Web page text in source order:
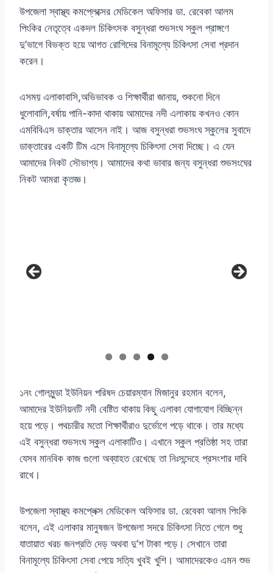
উপজেলা স্বাস্থ্য কমপ্লেক্সের মেডিকেল অফিসার ডা. রেবেকা আলম
পিংকির নেতৃত্বে একদল চিকিৎসক বসুন্ধরা শুভসংঘ স্কুল প্রাঙ্গণে
দু’ভাগে বিভক্ত হয়ে আগত রোগিদের বিনামূল্যে চিকিৎসা সেবা প্রদান
করেন।
এসময় এলাকাবাসি,অভিভাবক ও শিক্ষার্থীরা জানায়, শুকনো দিনে
ধুলোবালি,বর্ষায় পানি-কাদা থাকায় আমাদের নদী এলাকায় কখনও কোন
এমবিবিএস ডাক্তার আসেন নাই। আজ বসুন্ধরা শুভসংঘ স্কুলের সুবাদে
ডাক্তারের একটি টিম এসে বিনামূল্যে চিকিৎসা সেবা দিচ্ছে। এ যেন
আমাদের নিকট সৌভাগ্য। আমাদের কথা ভাবার জন্য বসুন্ধরা শুভসংঘের
নিকট আমরা কৃতজ্ঞ।
১নং গোলমুন্ডা ইউনিয়ন পরিষদ চেয়ারম্যান মিজানুর রহমান বলেন,
আমাদের ইউনিয়নটি নদী বেষ্টিত থাকায় কিছু এলাকা যোগাযোগ বিচ্ছিন্ন
হয়ে পড়ে। পথচারীর মতো শিক্ষার্থীরাও দুর্ভোগে পড়ে থাকে। তার মধ্যে
এই বসুন্ধরা শুভসংঘ স্কুল এলাকাটিও। এখানে স্কুল প্রতিষ্ঠা সহ তারা
যেসব মানবিক কাজ গুলো অব্যাহত রেখেছে তা নিঃসন্দেহে প্রসংশার দাবি
রাখে।
উপজেলা স্বাস্থ্য কমপ্লেক্স মেডিকেল অফিসার ডা. রেবেকা আলম পিংকি
বলেন, এই এলাকার মানুষজন উপজেলা সদরে চিকিৎসা নিতে গেলে শুধু
যাতায়াত খরচ জনপ্রতি দেড় অথবা দু’শ টাকা পড়ে। সেখানে তারা
বিনামূল্যে চিকিৎসা সেবা পেয়ে সত্যি খুবই খুশি। আমাদেরকেও এমন শুভ